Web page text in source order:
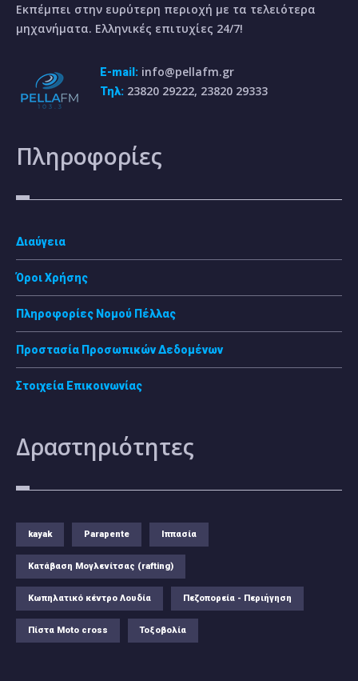
Εκπέμπει στην ευρύτερη περιοχή με τα τελειότερα
μηχανήματα. Ελληνικές επιτυχίες 24/7!
E-mail: info@pellafm.gr
Τηλ: 23820 29222, 23820 29333
Πληροφορίες
Διαύγεια
Όροι Χρήσης
Πληροφορίες Νομού Πέλλας
Προστασία Προσωπικών Δεδομένων
Στοιχεία Επικοινωνίας
Δραστηριότητες
kayak Parapente Ιππασία
Κατάβαση Μογλενίτσας (rafting)
Κωπηλατικό κέντρο Λουδία Πεζοπορεία - Περιήγηση
Πίστα Moto cross Τοξοβολία